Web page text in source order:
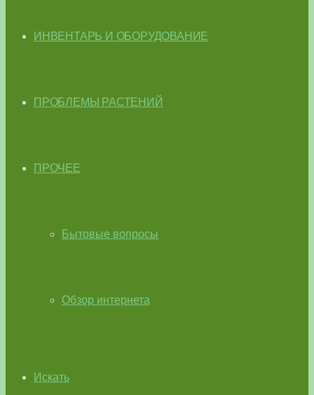
ИНВЕНТАРЬ И ОБОРУДОВАНИЕ
ПРОБЛЕМЫ РАСТЕНИЙ
ПРОЧЕЕ
Бытовые вопросы
Обзор интернета
Искать